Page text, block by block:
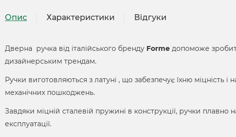
Опис Характеристики Відгуки
Дверна ручка від італійського бренду Forme допоможе
дизайнерським трендам.
Ручки виготовляються з латуні , що забезпечує їхню міцність і
механічних пошкоджень.
Завдяки міцній сталевій пружині в конструкції, ручки плавно
експлуатації.